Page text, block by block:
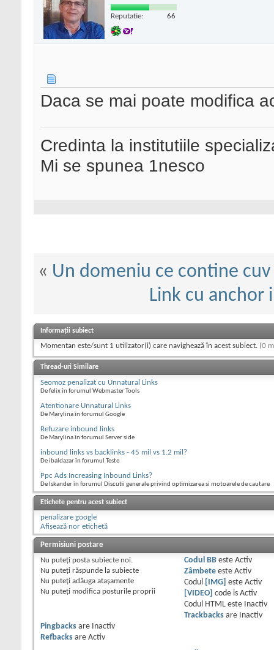
Reputatie: 66
Daca se mai poate modifica
Credinta la institutiile
Mi se spunea 1nesco
« Un domeniu ce contine
Link cu anchor
Informații subiect
Momentan este/sunt 1 utilizator(i) care navighează în acest subiect. (0
Thread-uri Similare
Seomoz penalizat cu Unnatural Links
De felix în forumul Webmaster Tools
Atentionare Unnatural Links
De Marylina în forumul Google
Refuzare inbound links
De Marylina în forumul Server side
inbound links vs backlinks - 45 mil vs 1.2 mil?
De ibaldazar în forumul Teste
Ppc Ads Increasing Inbound Links?
De Iskander în forumul Discutii generale privind optimizarea si motoarele de cautare
Etichete pentru acest subiect
penalizare google
Afișează nor etichetă
Permisiuni postare
Nu puteţi posta subiecte noi.
Nu puteţi răspunde la subiecte
Nu puteţi adăuga ataşamente
Nu puteţi modifica posturile proprii
Codul BBeste Activ
Zâmbeteeste Activ
Codul
[IMG] este Activ
[VIDEO]
code is Activ
Codul HTML este
Inactiv
Trackbacksare
Inactiv
Pingbacks are
Inactiv
Refbacks are Activ